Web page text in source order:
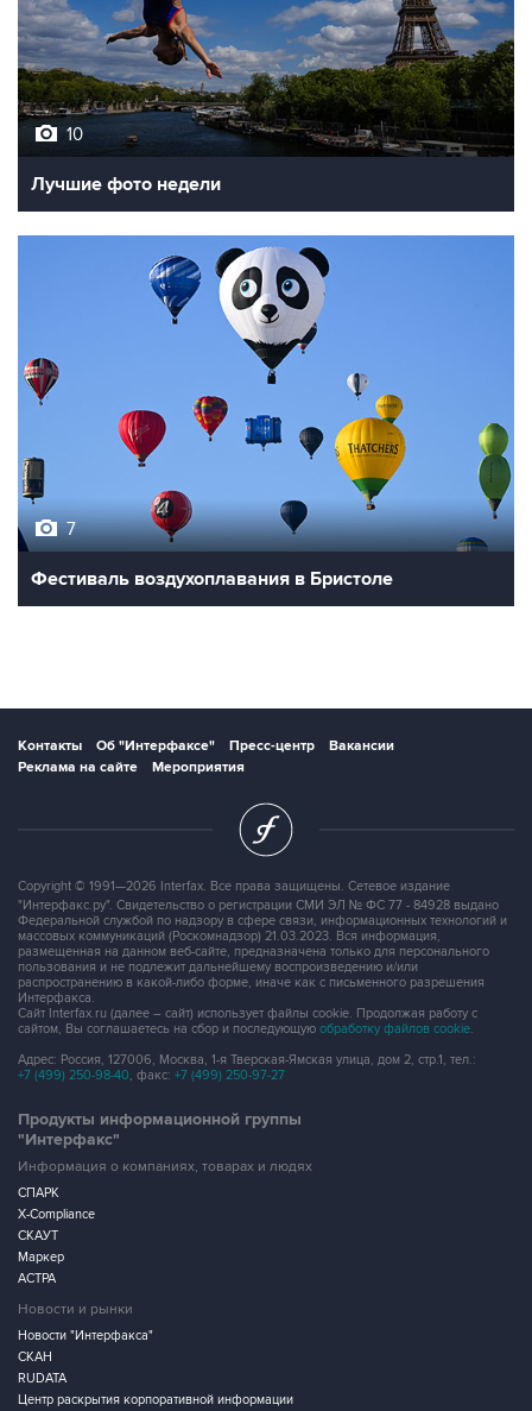
10
Лучшие фото недели
7
Фестиваль воздухоплавания в Бристоле
Контакты Об "Интерфаксе" Пресс-центр
Вакансии
Реклама на сайте
Мероприятия
Copyright © 1991—2026 Interfax. Все права защищены. Сетевое издание
"Интерфакс.ру". Свидетельство о регистрации СМИ ЭЛ № ФС 77 - 84928 выдано
Федеральной службой по надзору в сфере связи, информационных технологий и
массовых коммуникаций (Роскомнадзор) 21.03.2023. Вся информация,
размещенная на данном веб-сайте, предназначена только для персонального
пользования и не подлежит дальнейшему воспроизведению и/или
распространению в какой-либо форме, иначе как с письменного разрешения
Интерфакса.
Сайт Interfax.ru (далее – сайт) использует файлы cookie. Продолжая работу с
сайтом, Вы соглашаетесь на сбор и последующую обработку файлов cookie.
Адрес: Россия, 127006, Москва, 1-я Тверская-Ямская улица, дом 2, стр.1, тел.:
+7 (499) 250-98-40, факс: +7 (499) 250-97-27
Продукты информационной группы
"Интерфакс"
Информация о компаниях, товарах и людях
СПАРК
X-Compliance
СКАУТ
Маркер
АСТРА
Новости и рынки
Новости "Интерфакса"
СКАН
RUDATA
Центр раскрытия корпоративной информации